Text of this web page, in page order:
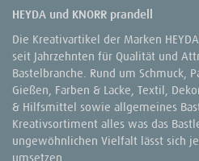
HEYDA und KNORR prandell
Die Kreativartikel der Marken
seit Jahrzehnten für Qualität und
Bastelbranche. Rund um Schmuck,
Gießen, Farben & Lacke, Textil,
& Hilfsmittel sowie allgemeines
Kreativsortiment alles was das
ungewöhnlichen Vielfalt lässt sich
umsetzen.